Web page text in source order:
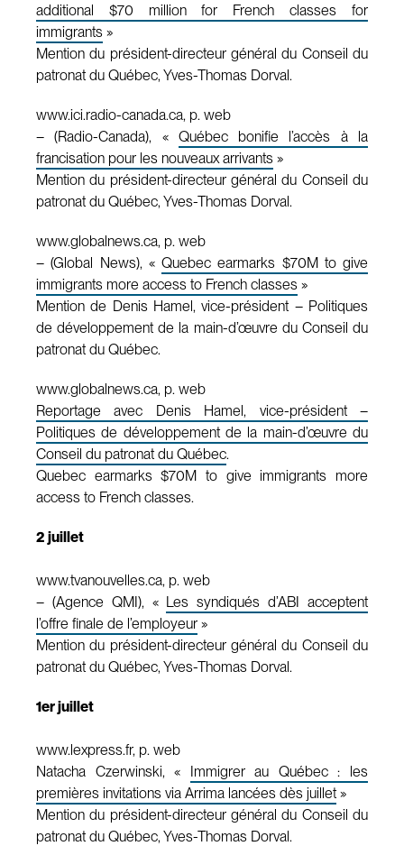
additional $70 million for French classes for
immigrants »
Mention du président-directeur général du Conseil du
patronat du Québec, Yves-Thomas Dorval.
www.ici.radio-canada.ca, p. web
– (Radio-Canada), « Québec bonifie l’accès à la
francisation pour les nouveaux arrivants »
Mention du président-directeur général du Conseil du
patronat du Québec, Yves-Thomas Dorval.
www.globalnews.ca, p. web
– (Global News), « Quebec earmarks $70M to give
immigrants more access to French classes »
Mention de Denis Hamel, vice-président – Politiques
de développement de la main-d’œuvre du Conseil du
patronat du Québec.
www.globalnews.ca, p. web
Reportage avec Denis Hamel, vice-président –
Politiques de développement de la main-d’œuvre du
Conseil du patronat du Québec.
Quebec earmarks $70M to give immigrants more
access to French classes.
2 juillet
www.tvanouvelles.ca, p. web
– (Agence QMI), « Les syndiqués d’ABI acceptent
l’offre finale de l’employeur »
Mention du président-directeur général du Conseil du
patronat du Québec, Yves-Thomas Dorval.
1er juillet
www.lexpress.fr, p. web
Natacha Czerwinski, « Immigrer au Québec : les
premières invitations via Arrima lancées dès juillet »
Mention du président-directeur général du Conseil du
patronat du Québec, Yves-Thomas Dorval.